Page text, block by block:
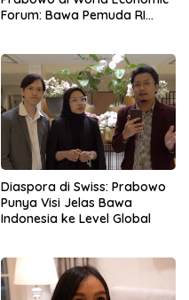
Forum: Bawa Pemuda RI
Diaspora di Swiss: Prabowo
Punya Visi Jelas Bawa
Indonesia ke Level Global